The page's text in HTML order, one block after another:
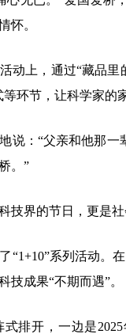
怀。
动上，通过“藏品
环节，让科学家的
说：“父亲和他那
。”
技界的节日，更是
“1+10”系列活动。
技成果“不期而遇”。
排开，一边是